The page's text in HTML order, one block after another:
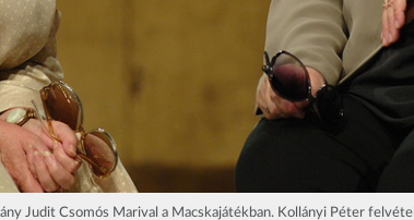
Judit Csomós Marival a Macskajátékban. Kollányi Péter